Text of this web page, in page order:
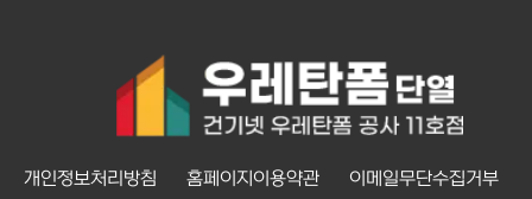
개인정보처리방침 홈페이지이용약관 이메일무단수집거부